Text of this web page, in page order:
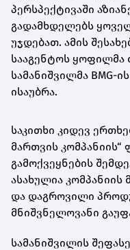
პერსპექტივაში
გადამხდელებს
უჯდებათ. ამის
სააგენტოს ყოფილმა
სამანიშვილმა BMG-
ისაუბრა.
საკითხი კიდევ
მართვის კომპანიის“
გამოქვეყნების
ასახულია
და დაგროვილი
მნიშვნელოვანი
სამანიშვილის